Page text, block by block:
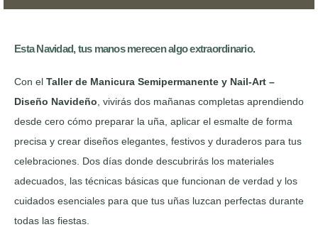
Esta Navidad, tus manos merecen algo extraordinario.
Con el Taller de Manicura Semipermanente y Nail-Art –
Diseño Navideño , vivirás dos mañanas completas aprendiendo
desde cero cómo preparar la uña, aplicar el esmalte de forma
precisa y crear diseños elegantes, festivos y duraderos para tus
celebraciones. Dos días donde descubrirás los materiales
adecuados, las técnicas básicas que funcionan de verdad y los
cuidados esenciales para que tus uñas luzcan perfectas durante
todas las fiestas.